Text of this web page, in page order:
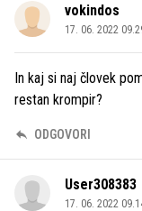
vokindos
17. 06. 2022
In kaj si naj človek
restan krompir?
ODGOVORI
User308383
17. 06. 2022